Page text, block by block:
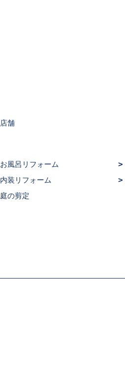
店舗
お風呂リフォーム
内装リフォーム
庭の剪定